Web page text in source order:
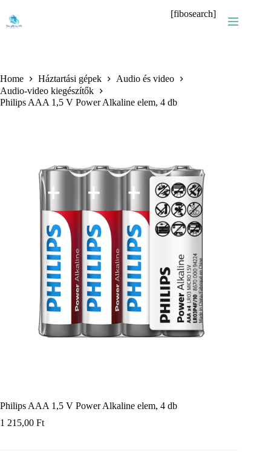
content
[fibosearch]
Home Háztartási gépek
Audio és video
Audio-video kiegészítők
Philips AAA 1,5 V Power Alkaline elem, 4 db
Philips AAA 1,5 V Power Alkaline elem, 4 db
1 215,00 Ft